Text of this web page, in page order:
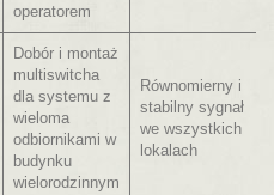
operatorem
Dobór i montaż
multiswitcha
dla systemu z
wieloma
odbiornikami w
budynku
wielorodzinnym
Równomierny i
stabilny sygnał
we wszystkich
lokalach